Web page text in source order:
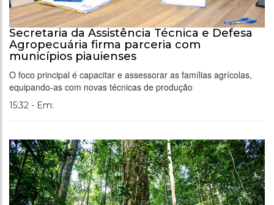
Secretaria da Assistência Técnica e Defesa
Agropecuária firma parceria com
municípios piauienses
O foco principal é capacitar e assessorar as famílias agrícolas,
equipando-as com novas técnicas de produção
15:32 - Em: